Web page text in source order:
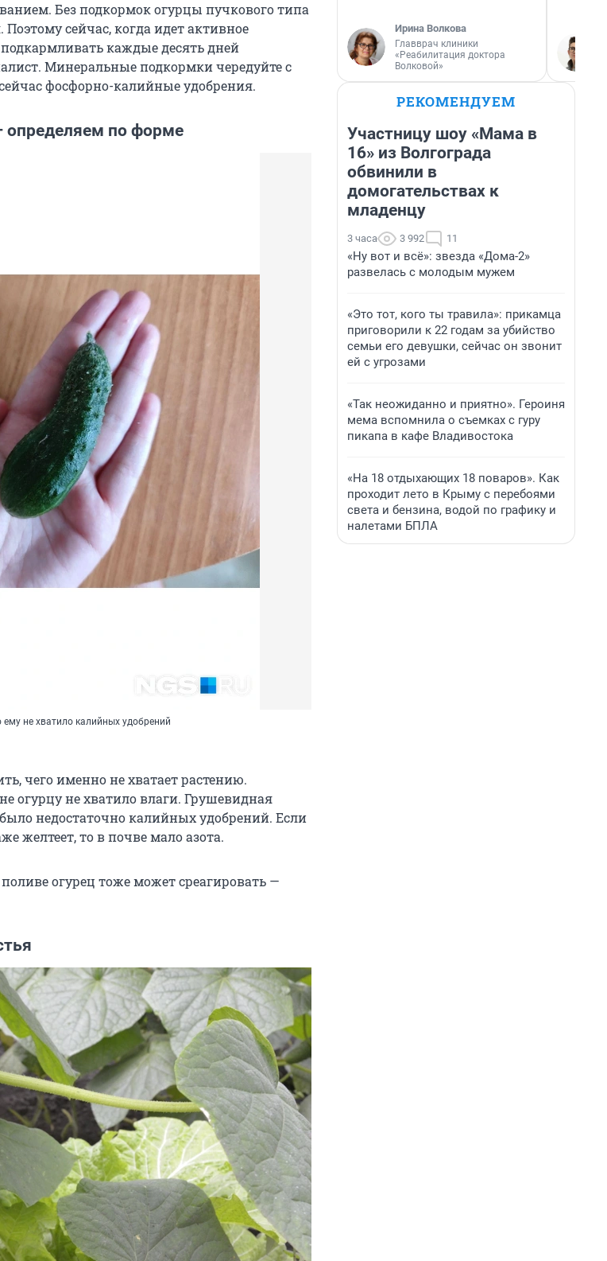
Без подкормок огурцы пучкового типа
Поэтому сейчас, когда идет активное
каждые десять дней
Минеральные подкормки чередуйте с
фосфорно-калийные удобрения.
определяем по форме
не хватило калийных удобрений
чего именно не хватает растению.
огурцу не хватило влаги. Грушевидная
недостаточно калийных удобрений. Если
желтеет, то в почве мало азота.
огурец тоже может среагировать —
Ирина Волкова
Главврач клиники
«Реабилитация доктора
Волковой»
РЕКОМЕНДУЕМ
Участницу шоу «Мама в
16» из Волгограда
обвинили в
домогательствах к
младенцу
3 часа 3 992 11
«Ну вот и всё»: звезда «Дома-2»
развелась с молодым мужем
«Это тот, кого ты травила»: прикамца
приговорили к 22 годам за убийство
семьи его девушки, сейчас он звонит
ей с угрозами
«Так неожиданно и приятно». Героиня
мема вспомнила о съемках с гуру
пикапа в кафе Владивостока
«На 18 отдыхающих 18 поваров». Как
проходит лето в Крыму с перебоями
света и бензина, водой по графику и
налетами БПЛА